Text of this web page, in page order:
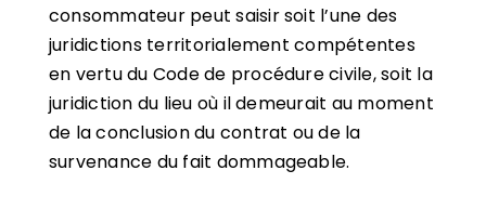
consommateur peut saisir soit l’une des
juridictions territorialement compétentes
en vertu du Code de procédure civile, soit la
juridiction du lieu où il demeurait au moment
de la conclusion du contrat ou de la
survenance du fait dommageable.